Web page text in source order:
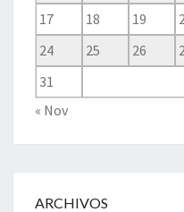
17
18 19
24
25 26
31
« Nov
ARCHIVOS